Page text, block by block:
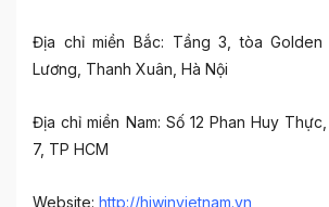
Địa chỉ miền Bắc: Tầng 3, tòa Golden
Lương, Thanh Xuân, Hà Nội
Địa chỉ miền Nam: Số 12 Phan Huy
7, TP HCM
Website: http://hiwinvietnam.vn